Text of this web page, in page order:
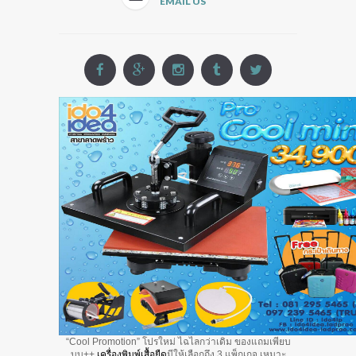
“Cool Promotion” โปรใหม่ ไฉไลกว่าเดิม ของแถมเพียบ